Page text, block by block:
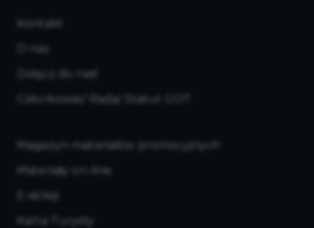
Kontakt
O nas
Dołącz do nas!
Członkowie/ Rada/ Statut GOT
Magazyn materiałów promocyjnych
Materiały on-line
E-sklep
Karta Turysty